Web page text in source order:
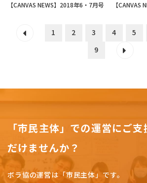
【CANVAS NEWS】2018年6・7月号 【CANVAS
1 2 3 4 5
9
「市民主体」での運営にご
だけませんか？
ボラ協の運営は「市民主体」です。